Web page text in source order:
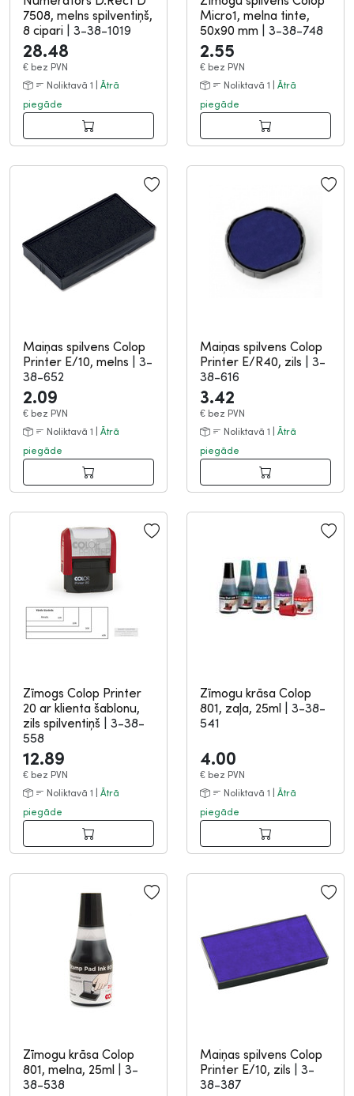
7508, melns spilventiņš,
8 cipari
3-38-1019
28.48
€ bez PVN
Noliktavā 1 | Ātrā
piegāde
Micro1, melna tinte,
50x90 mm
3-38-748
2.55
€ bez PVN
Noliktavā 1 | Ātrā
piegāde
Maiņas spilvens Colop
Printer E/10, melns
3-
38-652
2.09
€ bez PVN
Noliktavā 1 | Ātrā
piegāde
Maiņas spilvens Colop
Printer E/R40, zils
3-
38-616
3.42
€ bez PVN
Noliktavā 1 | Ātrā
piegāde
Zīmogs Colop Printer
20 ar klienta šablonu,
zils spilventiņš
3-38-
558
12.89
€ bez PVN
Noliktavā 1 | Ātrā
piegāde
Zīmogu krāsa Colop
801, zaļa, 25ml
3-38-
541
4.00
€ bez PVN
Noliktavā 1 | Ātrā
piegāde
Zīmogu krāsa Colop
801, melna, 25ml
3-
38-538
Maiņas spilvens Colop
Printer E/10, zils
3-
38-387